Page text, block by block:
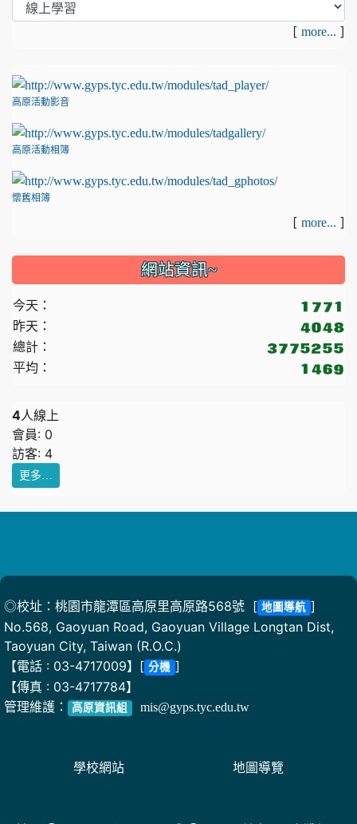
[ more... ]
高原活動影音
高原活動相簿
懷舊相簿
[ more... ]
網站資訊~
今天：
昨天：
總計：
平均：
4人線上
會員: 0
訪客: 4
更多…
◎校址：桃園市龍潭區高原里高原路568號 [ 地圖導航 ]
No.568, Gaoyuan Road, Gaoyuan Village Longtan Dist,
Taoyuan City, Taiwan (R.O.C.)
【電話 : 03-4717009】[ 分機 ]
【傳真 : 03-4717784】
管理維護：
高原資訊組 mis@gyps.tyc.edu.tw
學校網站 地圖導覽